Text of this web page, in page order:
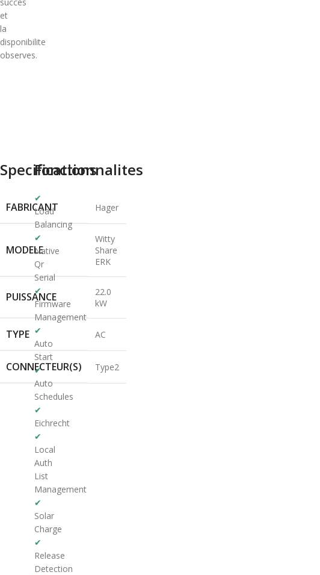
et
la
disponibilite
observes.
Specifications
FABRICANT Hager
MODELE
Witty
Share
ERK
PUISSANCE
22.0
kW
TYPE AC
CONNECTEUR(S) Type2
Fonctionnalites
✔
Load
Balancing
✔
Native
Qr
Serial
✔
Firmware
Management
✔
Auto
Start
✔
Auto
Schedules
✔
Eichrecht
✔
Local
Auth
List
Management
✔
Solar
Charge
✔
Release
Detection